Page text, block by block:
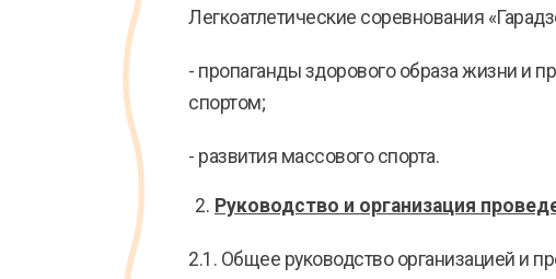
Легкоатлетические соревнования
- пропаганды здорового образа жизни и
спортом;
- развития массового спорта.
Руководство и организация
2.1. Общее руководство организацией и